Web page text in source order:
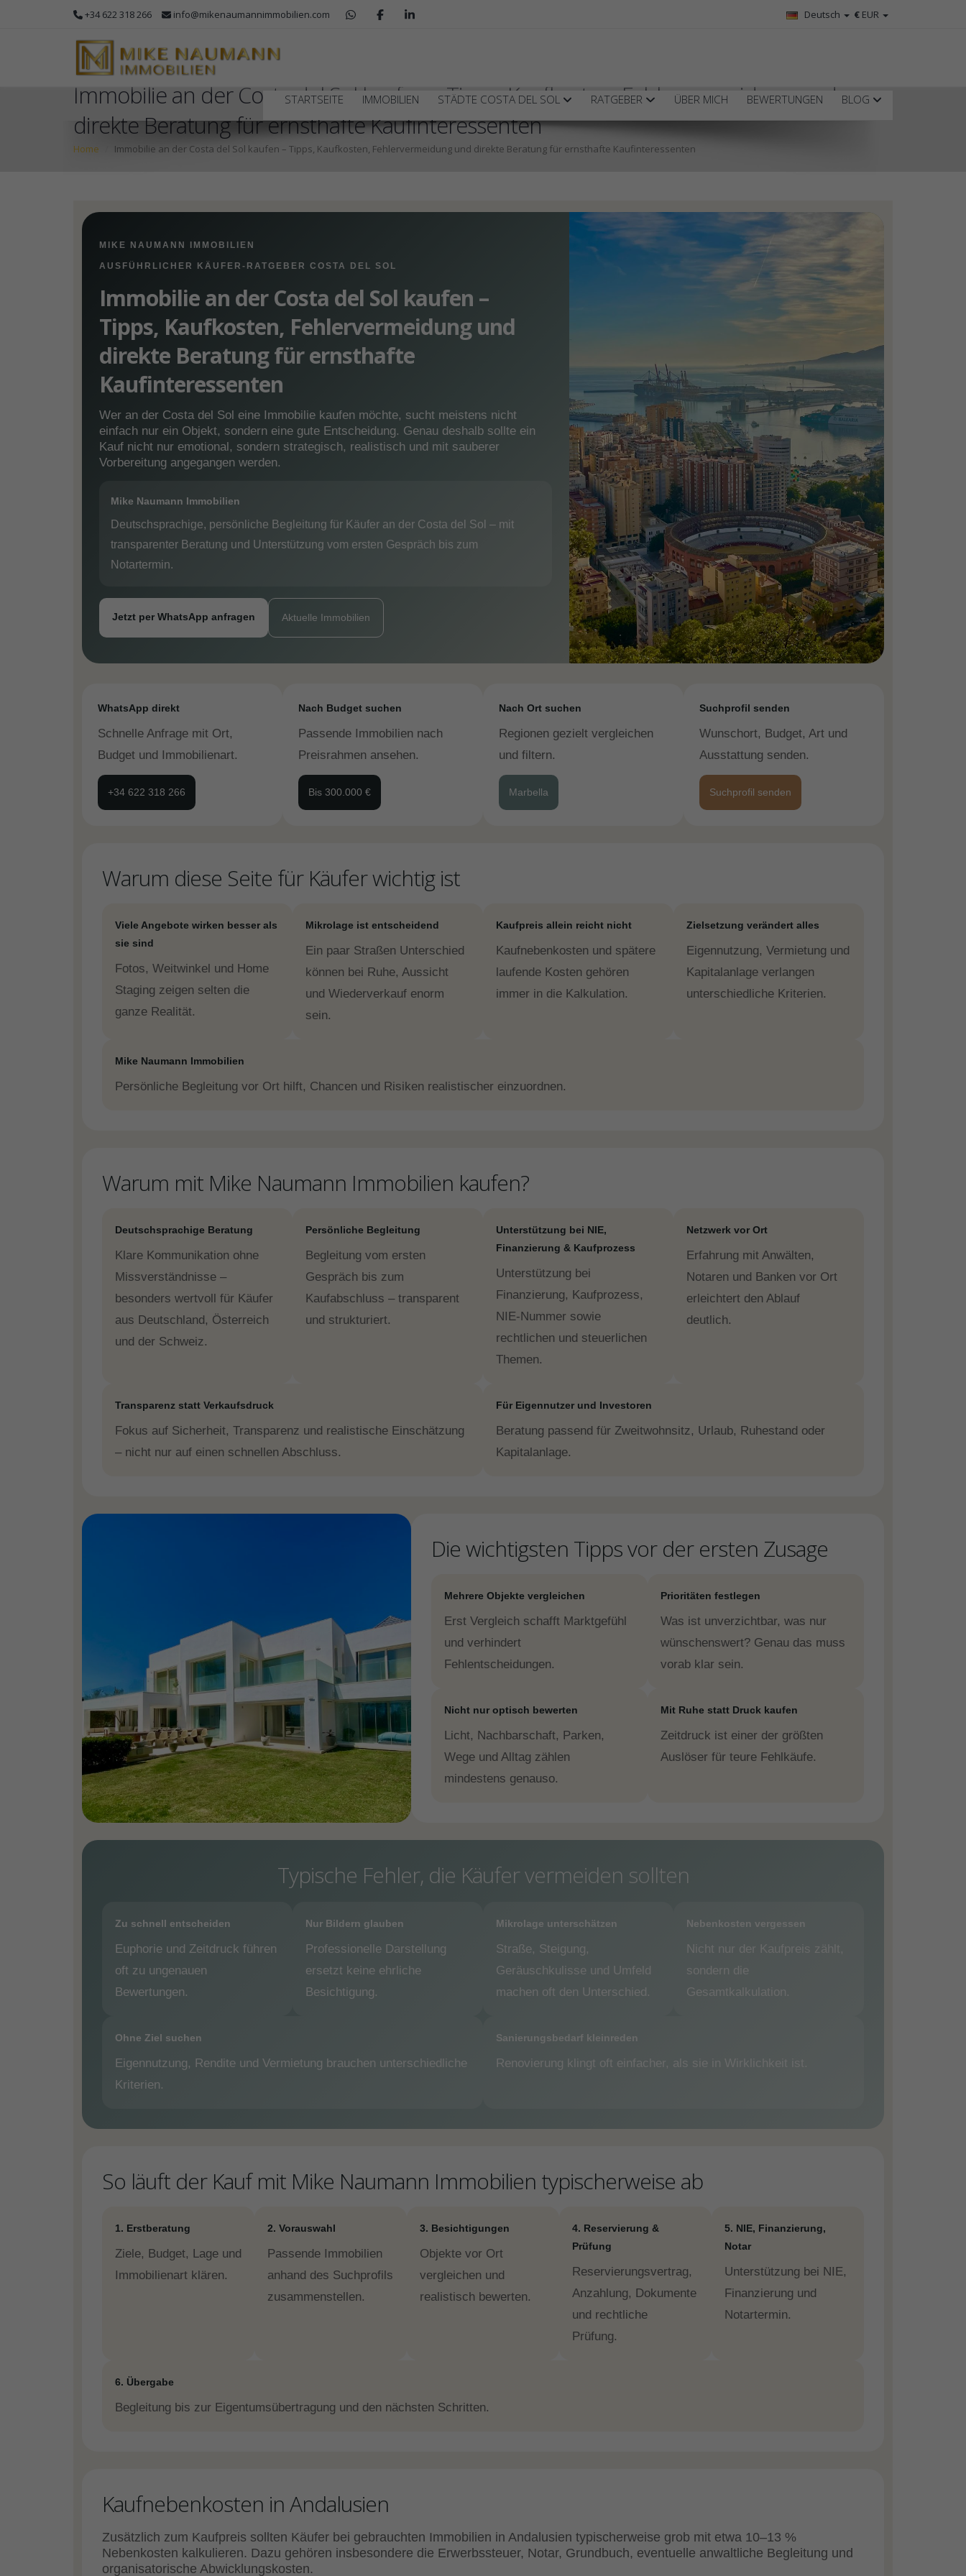
+34 622 318 266 info@mikenaumannimmobilien.com € EUR
Deutsch
STARTSEITE IMMOBILIEN STÄDTE COSTA DEL SOL RATGEBER ÜBER MICH BEWERTUNGEN BLOG
Immobilie an der Costa del Sol kaufen – Tipps, Kaufkosten, Fehlervermeidung und
direkte Beratung für ernsthafte Kaufinteressenten
Home Immobilie an der Costa del Sol kaufen – Tipps, Kaufkosten, Fehlervermeidung und direkte Beratung für ernsthafte Kaufinteressenten
MIKE NAUMANN IMMOBILIEN
AUSFÜHRLICHER KÄUFER-RATGEBER COSTA DEL SOL
Immobilie an der Costa del Sol kaufen –
Tipps, Kaufkosten, Fehlervermeidung und
direkte Beratung für ernsthafte
Kaufinteressenten
Wer an der Costa del Sol eine Immobilie kaufen möchte, sucht meistens nicht
einfach nur ein Objekt, sondern eine gute Entscheidung. Genau deshalb sollte ein
Kauf nicht nur emotional, sondern strategisch, realistisch und mit sauberer
Vorbereitung angegangen werden.
Mike Naumann Immobilien
Deutschsprachige, persönliche Begleitung für Käufer an der Costa del Sol – mit
transparenter Beratung und Unterstützung vom ersten Gespräch bis zum
Notartermin.
Jetzt per WhatsApp anfragen Aktuelle Immobilien
WhatsApp direkt
Schnelle Anfrage mit Ort,
Budget und Immobilienart.
+34 622 318 266
Nach Budget suchen
Passende Immobilien nach
Preisrahmen ansehen.
Bis 300.000 €
Nach Ort suchen
Regionen gezielt vergleichen
und filtern.
Marbella
Suchprofil senden
Wunschort, Budget, Art und
Ausstattung senden.
Suchprofil senden
Warum diese Seite für Käufer wichtig ist
Viele Angebote wirken besser als
sie sind
Fotos, Weitwinkel und Home
Staging zeigen selten die
ganze Realität.
Mikrolage ist entscheidend
Ein paar Straßen Unterschied
können bei Ruhe, Aussicht
und Wiederverkauf enorm
sein.
Kaufpreis allein reicht nicht
Kaufnebenkosten und spätere
laufende Kosten gehören
immer in die Kalkulation.
Zielsetzung verändert alles
Eigennutzung, Vermietung und
Kapitalanlage verlangen
unterschiedliche Kriterien.
Mike Naumann Immobilien
Persönliche Begleitung vor Ort hilft, Chancen und Risiken realistischer einzuordnen.
Warum mit Mike Naumann Immobilien kaufen?
Deutschsprachige Beratung
Klare Kommunikation ohne
Missverständnisse –
besonders wertvoll für Käufer
aus Deutschland, Österreich
und der Schweiz.
Persönliche Begleitung
Begleitung vom ersten
Gespräch bis zum
Kaufabschluss – transparent
und strukturiert.
Unterstützung bei NIE,
Finanzierung & Kaufprozess
Unterstützung bei
Finanzierung, Kaufprozess,
NIE-Nummer sowie
rechtlichen und steuerlichen
Themen.
Netzwerk vor Ort
Erfahrung mit Anwälten,
Notaren und Banken vor Ort
erleichtert den Ablauf
deutlich.
Transparenz statt Verkaufsdruck
Fokus auf Sicherheit, Transparenz und realistische Einschätzung
– nicht nur auf einen schnellen Abschluss.
Für Eigennutzer und Investoren
Beratung passend für Zweitwohnsitz, Urlaub, Ruhestand oder
Kapitalanlage.
Die wichtigsten Tipps vor der ersten Zusage
Mehrere Objekte vergleichen
Erst Vergleich schafft Marktgefühl
und verhindert
Fehlentscheidungen.
Prioritäten festlegen
Was ist unverzichtbar, was nur
wünschenswert? Genau das muss
vorab klar sein.
Nicht nur optisch bewerten
Licht, Nachbarschaft, Parken,
Wege und Alltag zählen
mindestens genauso.
Mit Ruhe statt Druck kaufen
Zeitdruck ist einer der größten
Auslöser für teure Fehlkäufe.
Typische Fehler, die Käufer vermeiden sollten
Zu schnell entscheiden
Euphorie und Zeitdruck führen
oft zu ungenauen
Bewertungen.
Nur Bildern glauben
Professionelle Darstellung
ersetzt keine ehrliche
Besichtigung.
Mikrolage unterschätzen
Straße, Steigung,
Geräuschkulisse und Umfeld
machen oft den Unterschied.
Nebenkosten vergessen
Nicht nur der Kaufpreis zählt,
sondern die
Gesamtkalkulation.
Ohne Ziel suchen
Eigennutzung, Rendite und Vermietung brauchen unterschiedliche
Kriterien.
Sanierungsbedarf kleinreden
Renovierung klingt oft einfacher, als sie in Wirklichkeit ist.
So läuft der Kauf mit Mike Naumann Immobilien typischerweise ab
1. Erstberatung
Ziele, Budget, Lage und
Immobilienart klären.
2. Vorauswahl
Passende Immobilien
anhand des Suchprofils
zusammenstellen.
3. Besichtigungen
Objekte vor Ort
vergleichen und
realistisch bewerten.
4. Reservierung &
Prüfung
Reservierungsvertrag,
Anzahlung, Dokumente
und rechtliche
Prüfung.
5. NIE, Finanzierung,
Notar
Unterstützung bei NIE,
Finanzierung und
Notartermin.
6. Übergabe
Begleitung bis zur Eigentumsübertragung und den nächsten Schritten.
Kaufnebenkosten in Andalusien
Zusätzlich zum Kaufpreis sollten Käufer bei gebrauchten Immobilien in Andalusien typischerweise grob mit etwa 10–13 %
Nebenkosten kalkulieren. Dazu gehören insbesondere die Erwerbssteuer, Notar, Grundbuch, eventuelle anwaltliche Begleitung und
organisatorische Abwicklungskosten.